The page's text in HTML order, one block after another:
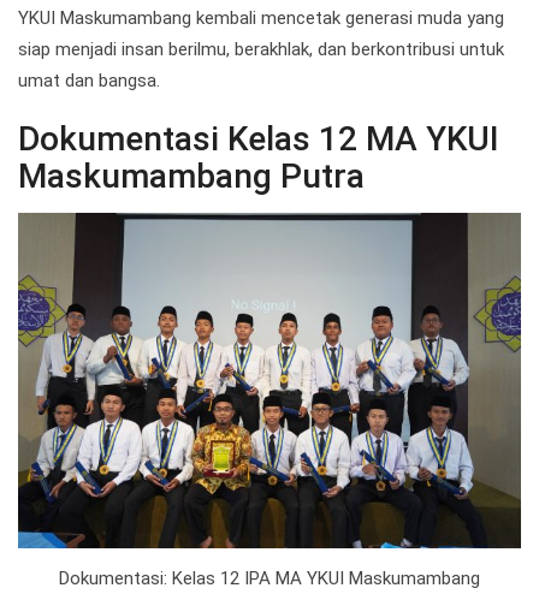
YKUI Maskumambang kembali mencetak generasi muda yang
siap menjadi insan berilmu, berakhlak, dan berkontribusi untuk
umat dan bangsa.
Dokumentasi Kelas 12 MA YKUI
Maskumambang Putra
Dokumentasi: Kelas 12 IPA MA YKUI Maskumambang